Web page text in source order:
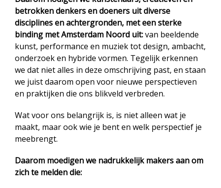
betrokken denkers en doeners uit diverse
disciplines en achtergronden, met een sterke
binding met Amsterdam Noord uit:van beeldende
kunst, performance en muziek tot design, ambacht,
onderzoek en hybride vormen. Tegelijk erkennen
we dat niet alles in deze omschrijving past, en staan
we juist daarom open voor nieuwe perspectieven
en praktijken die ons blikveld verbreden.
Wat voor ons belangrijk is, is niet alleen wat je
maakt, maar ook wie je bent en welk perspectief je
meebrengt.
Daarom moedigen we nadrukkelijk makers aan om
zich te melden die: